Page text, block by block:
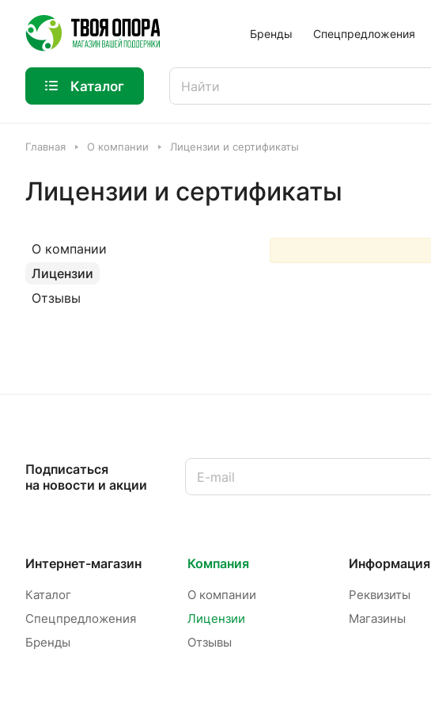
Бренды Спецпредложения
Каталог
Главная О компании Лицензии и сертификаты
Лицензии и сертификаты
О компании
Лицензии
Отзывы
Подписаться
на новости и акции
Интернет-магазин
Каталог
Спецпредложения
Бренды
Компания
О компании
Лицензии
Отзывы
Информация
Реквизиты
Магазины